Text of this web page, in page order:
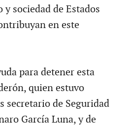
sociedad de Estados
en este
para detener esta
quien estuvo
secretario de Seguridad
García Luna, y de